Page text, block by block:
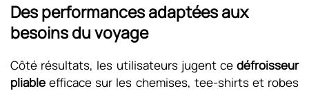
Des performances adaptées aux
besoins du voyage
Côté résultats, les utilisateurs jugent ce défroisseur
pliable efficace sur les chemises, tee-shirts et robes